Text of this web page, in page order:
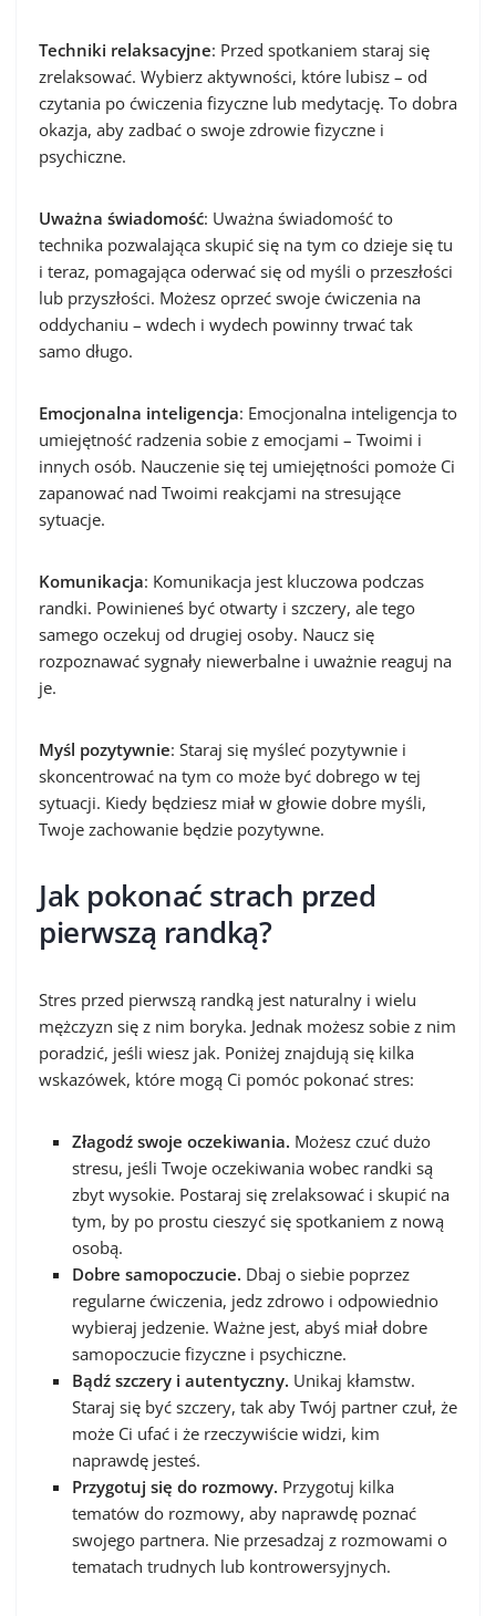
Techniki relaksacyjne: Przed spotkaniem staraj się
zrelaksować. Wybierz aktywności, które lubisz – od
czytania po ćwiczenia fizyczne lub medytację. To dobra
okazja, aby zadbać o swoje zdrowie fizyczne i
psychiczne.
Uważna świadomość: Uważna świadomość to
technika pozwalająca skupić się na tym co dzieje się tu
i teraz, pomagająca oderwać się od myśli o przeszłości
lub przyszłości. Możesz oprzeć swoje ćwiczenia na
oddychaniu – wdech i wydech powinny trwać tak
samo długo.
Emocjonalna inteligencja: Emocjonalna inteligencja to
umiejętność radzenia sobie z emocjami – Twoimi i
innych osób. Nauczenie się tej umiejętności pomoże Ci
zapanować nad Twoimi reakcjami na stresujące
sytuacje.
Komunikacja: Komunikacja jest kluczowa podczas
randki. Powinieneś być otwarty i szczery, ale tego
samego oczekuj od drugiej osoby. Naucz się
rozpoznawać sygnały niewerbalne i uważnie reaguj na
je.
Myśl pozytywnie: Staraj się myśleć pozytywnie i
skoncentrować na tym co może być dobrego w tej
sytuacji. Kiedy będziesz miał w głowie dobre myśli,
Twoje zachowanie będzie pozytywne.
Jak pokonać strach przed
pierwszą randką?
Stres przed pierwszą randką jest naturalny i wielu
mężczyzn się z nim boryka. Jednak możesz sobie z nim
poradzić, jeśli wiesz jak. Poniżej znajdują się kilka
wskazówek, które mogą Ci pomóc pokonać stres:
Złagodź swoje oczekiwania. Możesz czuć dużo
stresu, jeśli Twoje oczekiwania wobec randki są
zbyt wysokie. Postaraj się zrelaksować i skupić na
tym, by po prostu cieszyć się spotkaniem z nową
osobą.
Dobre samopoczucie. Dbaj o siebie poprzez
regularne ćwiczenia, jedz zdrowo i odpowiednio
wybieraj jedzenie. Ważne jest, abyś miał dobre
samopoczucie fizyczne i psychiczne.
Bądź szczery i autentyczny. Unikaj kłamstw.
Staraj się być szczery, tak aby Twój partner czuł, że
może Ci ufać i że rzeczywiście widzi, kim
naprawdę jesteś.
Przygotuj się do rozmowy. Przygotuj kilka
tematów do rozmowy, aby naprawdę poznać
swojego partnera. Nie przesadzaj z rozmowami o
tematach trudnych lub kontrowersyjnych.